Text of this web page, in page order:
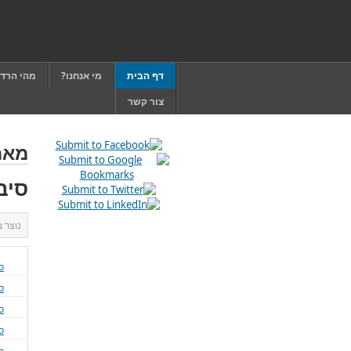
דף הבית מי אנחנו? מהי
צור קשר
נוצר